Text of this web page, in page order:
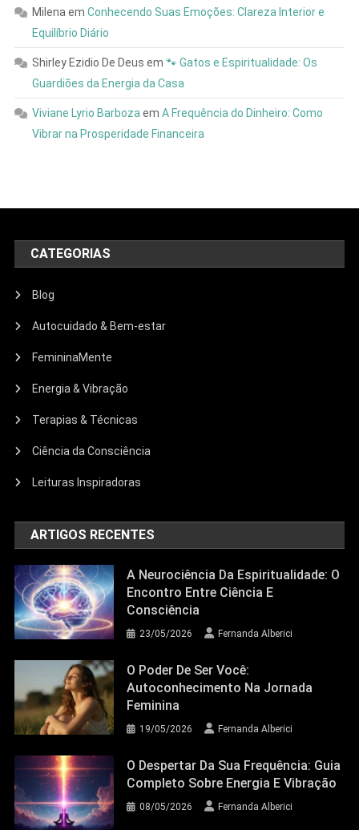
Milenaem Conhecendo Suas Emoções: Clareza Interior e
Equilíbrio Diário
Shirley Ezidio De Deus em 🐾 Gatos e Espiritualidade: Os
Guardiões da Energia da Casa
Viviane Lyrio Barbozaem A Frequência do Dinheiro: Como
Vibrar na Prosperidade Financeira
CATEGORIAS
Blog
Autocuidado & Bem-estar
FemininaMente
Energia & Vibração
Terapias & Técnicas
Ciência da Consciência
Leituras Inspiradoras
ARTIGOS RECENTES
A Neurociência Da Espiritualidade: O
Encontro Entre Ciência E
Consciência
23/05/2026 Fernanda Alberici
O Poder De Ser Você:
Autoconhecimento Na Jornada
Feminina
19/05/2026 Fernanda Alberici
O Despertar Da Sua Frequência: Guia
Completo Sobre Energia E Vibração
08/05/2026 Fernanda Alberici